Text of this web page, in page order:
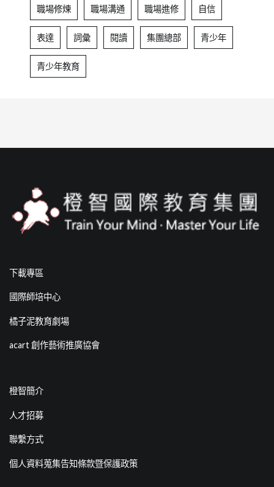
職場修煉 職場溝通 職場進修 自信
表達 詞彙 閱讀 集團總部 青少年
青少年教育
下載專區
國際師培中心
橘子泥教育劇場
acart 創作藝術推廣協會
橙智簡介
人才招募
聯繫方式
個人資料蒐集告知條款暨保護政策